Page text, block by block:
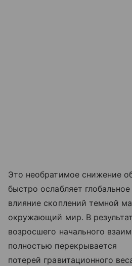
Это необратимое снижение
быстро ослабляет
влияние скоплений темной
окружающий мир. В
возросшего начального
полностью перекрывается
потерей гравитационного